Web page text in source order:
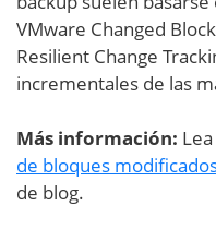
VMware Changed
Resilient Change
incrementales de las
Más información: Lea
de bloques
de blog.